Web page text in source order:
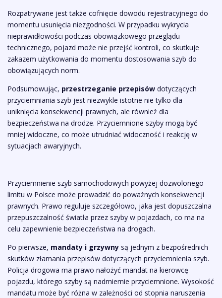
Rozpatrywane jest także cofnięcie dowodu rejestracyjnego do
momentu usunięcia niezgodności. W przypadku wykrycia
nieprawidłowości podczas obowiązkowego przeglądu
technicznego, pojazd może nie przejść kontroli, co skutkuje
zakazem użytkowania do momentu dostosowania szyb do
obowiązujących norm.
Podsumowując, przestrzeganie przepisów dotyczących
przyciemniania szyb jest niezwykle istotne nie tylko dla
uniknięcia konsekwencji prawnych, ale również dla
bezpieczeństwa na drodze. Przyciemnione szyby mogą być
mniej widoczne, co może utrudniać widoczność i reakcję w
sytuacjach awaryjnych.
Przyciemnienie szyb samochodowych powyżej dozwolonego
limitu w Polsce może prowadzić do poważnych konsekwencji
prawnych. Prawo reguluje szczegółowo, jaka jest dopuszczalna
przepuszczalność światła przez szyby w pojazdach, co ma na
celu zapewnienie bezpieczeństwa na drogach.
Po pierwsze, mandaty i grzywny są jednym z bezpośrednich
skutków złamania przepisów dotyczących przyciemnienia szyb.
Policja drogowa ma prawo nałożyć mandat na kierowcę
pojazdu, którego szyby są nadmiernie przyciemnione. Wysokość
mandatu może być różna w zależności od stopnia naruszenia